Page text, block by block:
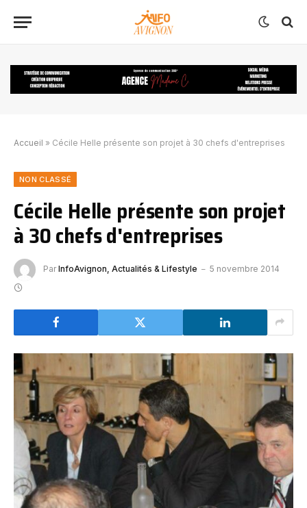
Accueil » Cécile Helle présente son projet à 30 chefs d'entreprises
NON CLASSÉ
Cécile Helle présente son projet
à 30 chefs d'entreprises
Par InfoAvignon, Actualités & Lifestyle 5 novembre 2014